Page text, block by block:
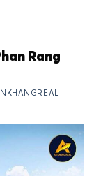
Rang